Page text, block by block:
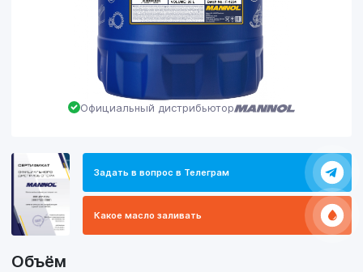
Официальный дистрибьютор
Задать в вопрос в Телеграм
Какое масло заливать
Объём